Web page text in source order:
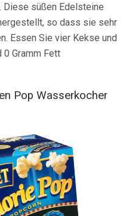
süßen Edelsteine
so dass sie sehr
Essen Sie vier Kekse und
0 Gramm Fett
Pop Wasserkocher